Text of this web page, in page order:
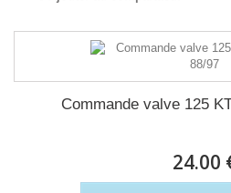
Commande valve 125
24.00